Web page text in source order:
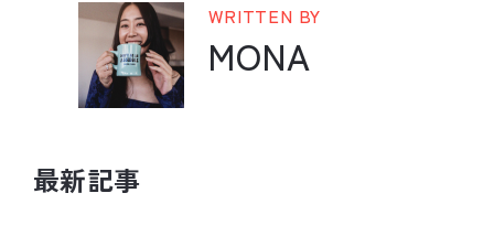
WRITTEN BY
MONA
最新記事